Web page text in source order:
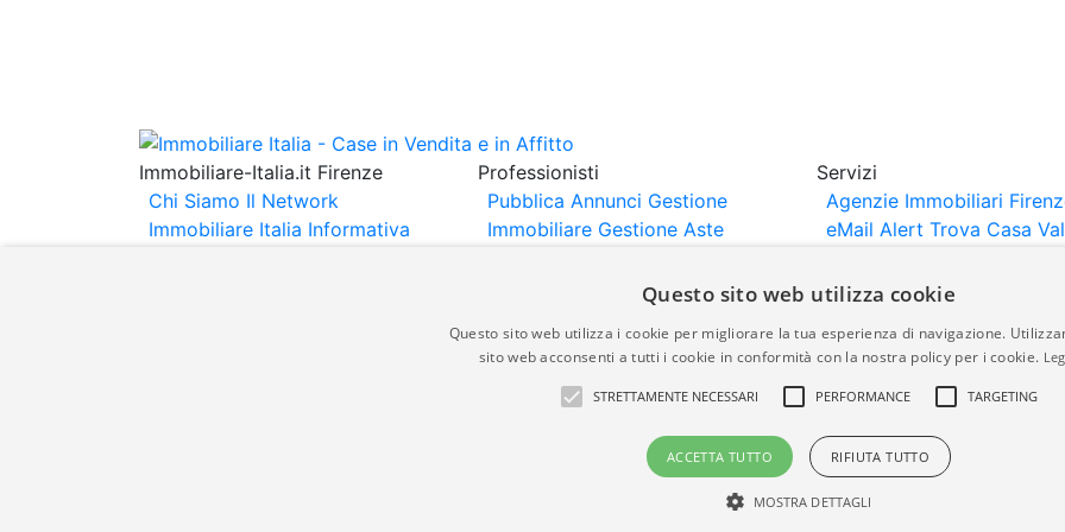
Immobiliare-Italia.it Firenze
Chi Siamo Il Network
Immobiliare Italia Informativa
Professionisti
Pubblica Annunci Gestione
Immobiliare Gestione Aste
Importazione
Servizi
Agenzie Immobiliari
eMail Alert Trova Casa
Gli annunci immobiliari presenti su immobiliare-italia.it vengono pubblicati da agenzie immobiliari e
italia.it quindi non è responsabile della veridicità, della correttezza, della completezza, della
Questo sito web utilizza cookie
Questo sito web utilizza i cookie per migliorare la tua esperienza di navigazione.
sito web acconsenti a tutti i cookie in conformità con la nostra policy per i cookie.
STRETTAMENTE NECESSARI PERFORMANCE TARGETING
ACCETTA TUTTO RIFIUTA TUTTO
MOSTRA DETTAGLI